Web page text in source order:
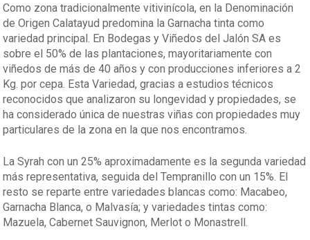
Como zona tradicionalmente vitivinícola, en la Denominación
de Origen Calatayud predomina la Garnacha tinta como
variedad principal. En Bodegas y Viñedos del Jalón SA es
sobre el 50% de las plantaciones, mayoritariamente con
viñedos de más de 40 años y con producciones inferiores a 2
Kg. por cepa. Esta Variedad, gracias a estudios técnicos
reconocidos que analizaron su longevidad y propiedades, se
ha considerado única de nuestras viñas con propiedades muy
particulares de la zona en la que nos encontramos.
La Syrah con un 25% aproximadamente es la segunda variedad
más representativa, seguida del Tempranillo con un 15%. El
resto se reparte entre variedades blancas como: Macabeo,
Garnacha Blanca, o Malvasía; y variedades tintas como:
Mazuela, Cabernet Sauvignon, Merlot o Monastrell.